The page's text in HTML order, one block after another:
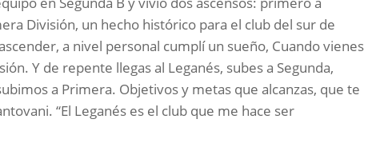
División, un hecho histórico para el club del sur de
a nivel personal cumplí un sueño, Cuando vienes
Y de repente llegas al Leganés, subes a Segunda,
a Primera. Objetivos y metas que alcanzas, que te
“El Leganés es el club que me hace ser